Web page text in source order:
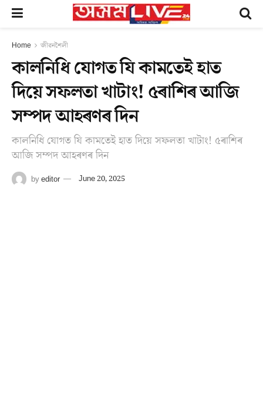
Home জীৱনশৈলী
কালনিধি যোগত যি কামতেই হাত
দিয়ে সফলতা খাটাং! ৫ৰাশিৰ আজি
সম্পদ আহৰণৰ দিন
কালনিধি যোগত যি কামতেই হাত দিয়ে সফলতা খাটাং! ৫ৰাশিৰ
আজি সম্পদ আহৰণৰ দিন
byeditor June 20, 2025